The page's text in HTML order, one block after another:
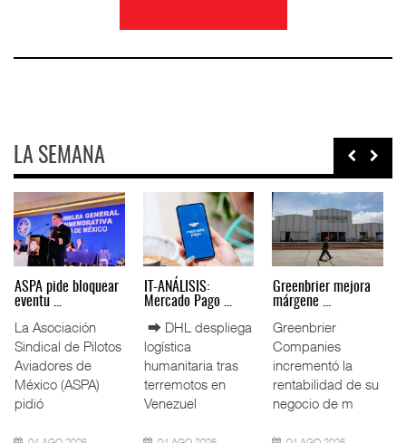
LA SEMANA
ASPA pide bloquear
eventu ...
La Asociación
Sindical de Pilotos
Aviadores de
México (ASPA)
pidió
IT-ANÁLISIS:
Mercado Pago ...
⮕ DHL despliega
logística
humanitaria tras
terremotos en
Venezuel
Greenbrier mejora
márgene ...
Greenbrier
Companies
incrementó la
rentabilidad de su
negocio de m